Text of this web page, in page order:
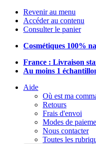
Revenir au menu
Accéder au contenu
Consulter le panier
Cosmétiques 100%
France : Livraison
Au moins 1
Aide
Où est ma
Retours
Frais d'envoi
Modes de
Nous contacter
Toutes les